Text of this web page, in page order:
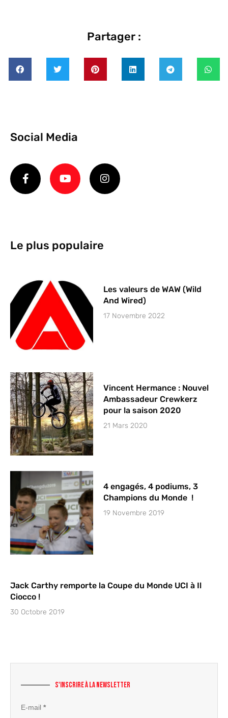
Partager :
Social Media
Le plus populaire
Les valeurs de WAW (Wild
And Wired)
17 Novembre 2022
Vincent Hermance : Nouvel
Ambassadeur Crewkerz
pour la saison 2020
21 Mars 2020
4 engagés, 4 podiums, 3
Champions du Monde !
19 Novembre 2019
Jack Carthy remporte la Coupe du Monde UCI à Il
Ciocco !
30 Octobre 2019
S'inscrire à la newsletter
Section
E-mail *